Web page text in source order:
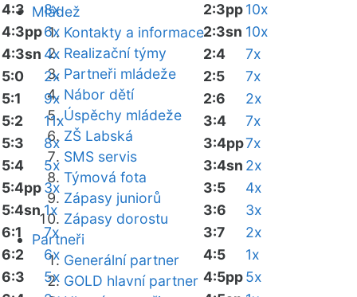
Mládež
Kontakty a informace
Realizační týmy
Partneři mládeže
Nábor dětí
Úspěchy mládeže
ZŠ Labská
SMS servis
Týmová fota
Zápasy juniorů
Zápasy dorostu
Partneři
Generální partner
GOLD hlavní partner
4:3
8x
4:3pp6x
4:3sn 4x
5:0
2x
5:1
9x
5:2
11x
5:3
8x
5:4
5x
5:4pp3x
5:4sn 1x
6:1
7x
6:2
6x
6:3
5x
2:3pp10x
2:3sn 10x
2:4
7x
2:5
7x
2:6
2x
3:4
7x
3:4pp7x
3:4sn 2x
3:5
4x
3:6
3x
3:7
2x
4:5
1x
4:5pp5x